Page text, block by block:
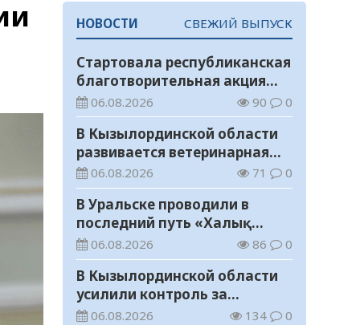
НОВОСТИ СВЕЖИЙ ВЫПУСК
Стартовала республиканская
благотворительная акция
«Дорога в школу»
06.08.2026 90 0
В Кызылординской области
развивается ветеринарная
отрасль
06.08.2026 71 0
В Уральске проводили в
последний путь «Халық
Қаһарманы» Ивана
Степановича Гапича
06.08.2026 86 0
В Кызылординской области
усилили контроль за
финансовой дисциплиной
06.08.2026 134 0